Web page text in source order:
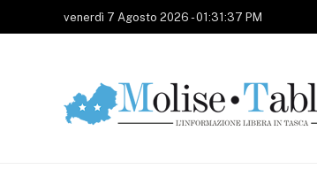
venerdì 7 Agosto 2026 - 01:31:37 PM